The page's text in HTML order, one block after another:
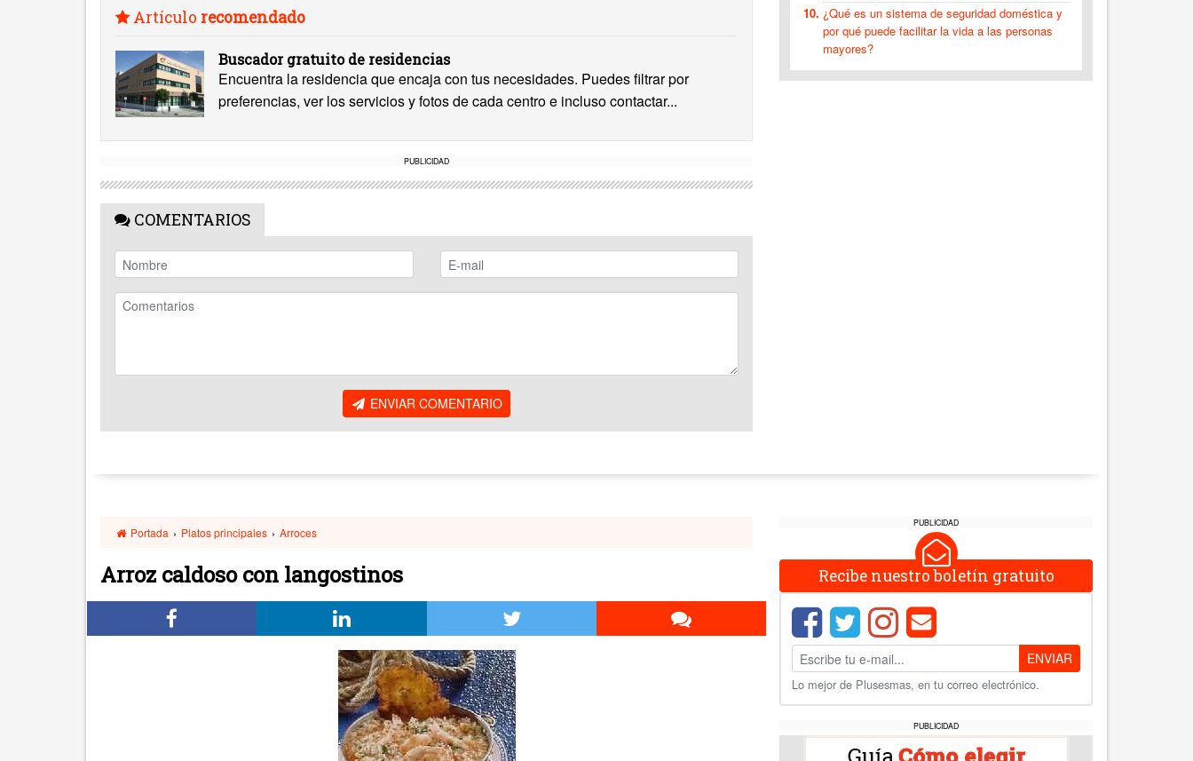
Artículo recomendado
Buscador gratuito de residencias
Encuentra la residencia que encaja con tus necesidades. Puedes filtrar por
preferencias, ver los servicios y fotos de cada centro e incluso contactar...
PUBLICIDAD
COMENTARIOS
ENVIAR COMENTARIO
¿Qué es un sistema de seguridad doméstica y
por qué puede facilitar la vida a las personas
mayores?
Portada › Platos principales › Arroces
Arroz caldoso con langostinos
PUBLICIDAD
Recibe nuestro boletín gratuito
ENVIAR
Lo mejor de Plusesmas, en tu correo electrónico.
PUBLICIDAD